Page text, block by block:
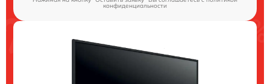
конфиденциальности